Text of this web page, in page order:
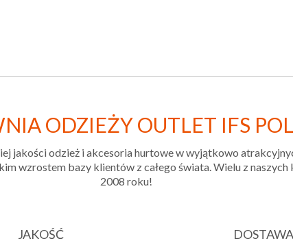
ODZIEŻY OUTLET IFS
jakości odzież i akcesoria hurtowe w wyjątkowo
wzrostem bazy klientów z całego świata. Wielu z
2008 roku!
JAKOŚĆ DOSTAWA